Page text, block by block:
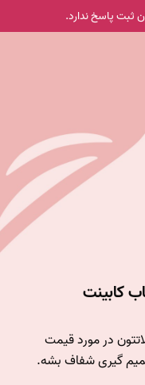
ثبت پاسخ ندارد.
کابینت
در مورد قیمت
گیری شفاف بشه.